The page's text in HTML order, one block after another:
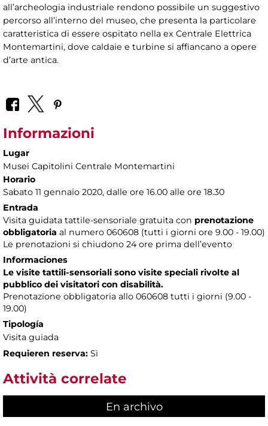
all’archeologia industriale rendono possibile un suggestivo
percorso all’interno del museo, che presenta la particolare
caratteristica di essere ospitato nella ex Centrale Elettrica
Montemartini, dove caldaie e turbine si affiancano a opere
d’arte antica.
Informazioni
Lugar
Musei Capitolini Centrale Montemartini
Horario
Sabato 11 gennaio 2020, dalle ore 16.00 alle ore 18.30
Entrada
Visita guidata tattile-sensoriale gratuita con prenotazione
obbligatoria al numero 060608 (tutti i giorni ore 9.00 - 19.00)
Le prenotazioni si chiudono 24 ore prima dell’evento
Informaciones
Le visite tattili-sensoriali sono visite speciali rivolte al
pubblico dei visitatori con disabilità.
Prenotazione obbligatoria allo 060608 tutti i giorni (9.00 -
19.00)
Tipología
Visita guiada
Requieren reserva: Sì
Attività correlate
En archivo